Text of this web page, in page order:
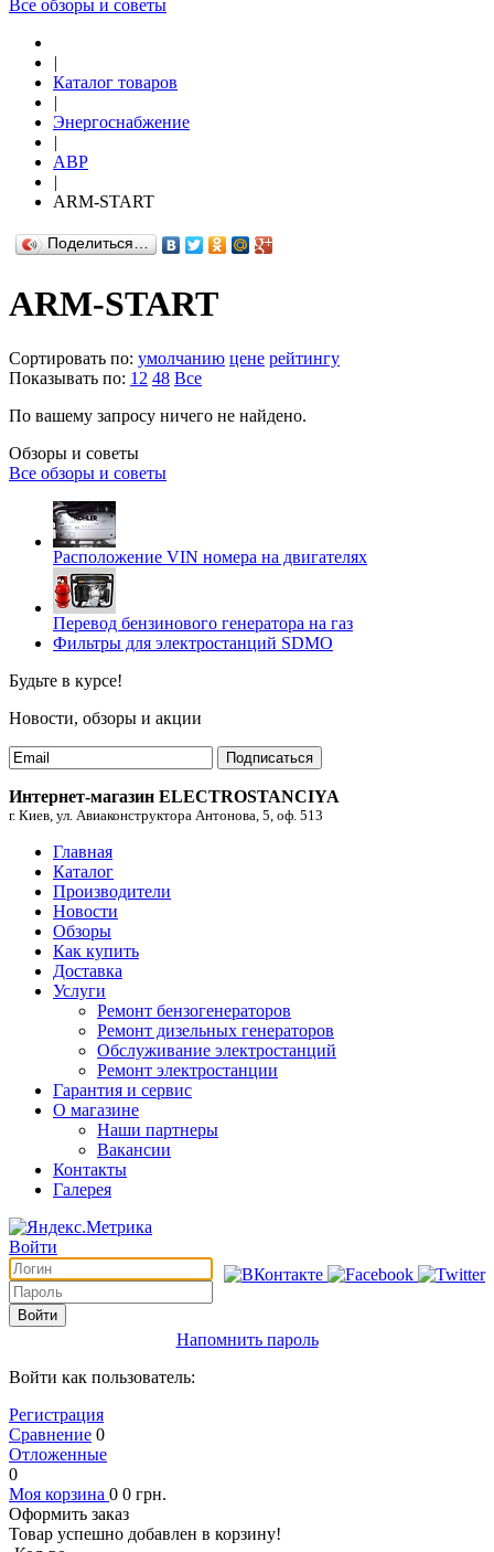
Все обзоры и советы
|
Каталог товаров
|
Энергоснабжение
|
АВР
|
ARM-START
Поделиться…
ARM-START
Сортировать по: умолчанию цене рейтингу
Показывать по: 12 48 Все
По вашему запросу ничего не найдено.
Обзоры и советы
Все обзоры и советы
Расположение VIN номера на двигателях
Перевод бензинового генератора на газ
Фильтры для электростанций SDMO
Будьте в курсе!
Новости, обзоры и акции
Подписаться
Интернет-магазин ELECTROSTANCIYA
г. Киев, ул. Авиаконструктора Антонова, 5, оф. 513
Главная
Каталог
Производители
Новости
Обзоры
Как купить
Доставка
Услуги
Ремонт бензогенераторов
Ремонт дизельных генераторов
Обслуживание электростанций
Ремонт электростанции
Гарантия и сервис
О магазине
Наши партнеры
Вакансии
Контакты
Галерея
Войти
Войти
Напомнить пароль
Войти как пользователь:
Регистрация
Сравнение 0
Отложенные
0
Моя корзина 0 0 грн.
Оформить заказ
Товар успешно добавлен в корзину!